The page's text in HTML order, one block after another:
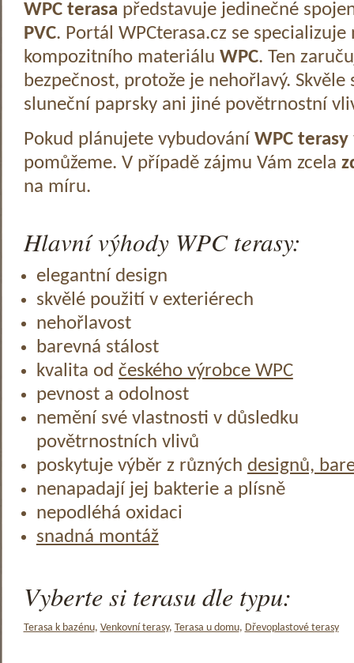
WPC terasa představuje jedinečné
PVC. Portál WPCterasa.cz se specializuje
kompozitního materiálu WPC. Ten
bezpečnost, protože je nehořlavý.
sluneční paprsky ani jiné povětrnostní
Pokud plánujete vybudování WPC terasy
pomůžeme. V případě zájmu Vám zcela
na míru.
Hlavní výhody WPC terasy:
elegantní design
skvělé použití v exteriérech
nehořlavost
barevná stálost
kvalita od českého výrobce WPC
pevnost a odolnost
nemění své vlastnosti v důsledku
povětrnostních vlivů
poskytuje výběr z různých designů,
nenapadají jej bakterie a plísně
nepodléhá oxidaci
snadná montáž
Vyberte si terasu dle typu:
Terasa k bazénu, Venkovní terasy, Terasa u domu, Dřevoplastové terasy